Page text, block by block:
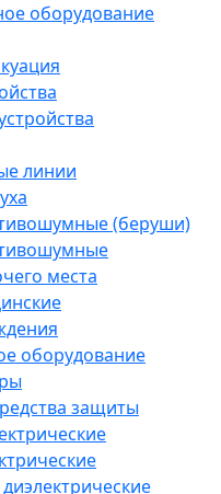
оборудование
линии
(беруши)
места
оборудование
защиты